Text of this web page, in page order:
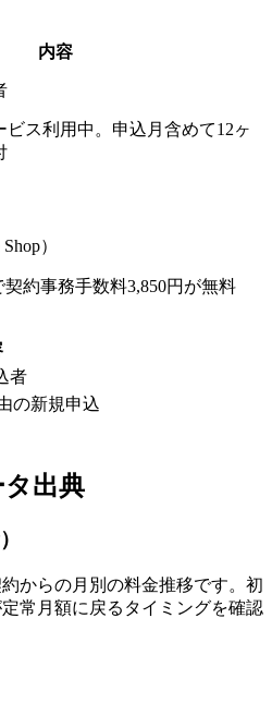
内容
ビス利用中。申込月含めて12ヶ
）
契約事務手数料3,850円が無料
者
の新規申込
出典
からの月別の料金推移です。初
常月額に戻るタイミングを確認